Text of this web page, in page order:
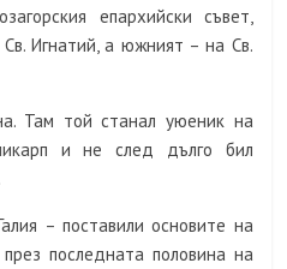
епархийски съвет,
Игнатий, а южният – на Св.
Там той станал уюеник на
и не след дълго бил
– поставили основите на
последната половина на